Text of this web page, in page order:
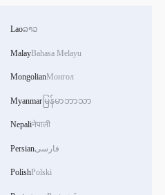
Laoລາວ
MalayBahasa Melayu
MongolianМонгол
Myanmar မြန်မာဘာသာ
Nepaliनेपाली
Persianفارسی
PolishPolski